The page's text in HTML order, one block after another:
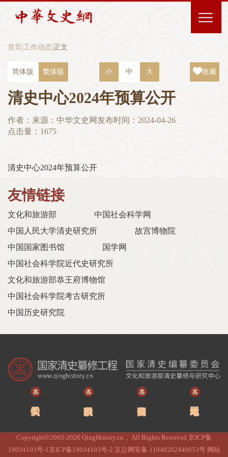
首页 工作动态 正文
简体版 繁体版 小 中 大 收藏
清史中心2024年预算公开
作者： 来源：中华文史网 发布时间：2024-04-26
点击量： 1675
清史中心2024年预算公开
友情链接
文化和旅游部
中国社会科学网
中国人民大学清史研究所
故宫博物院
中国国家图书馆
国学网
中国社会科学院近代史研究所
文化和旅游部恭王府博物馆
中国社会科学院考古研究所
中国历史研究院
Copyright©2003-2026 QingHistory.cn， All Rights Reserved 京ICP备
19034103号-1京ICP备19034103号-2 京公网安备 11040202440053号 网站